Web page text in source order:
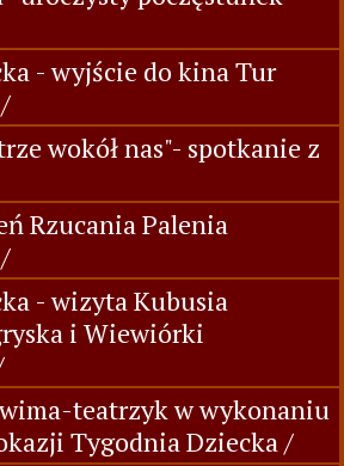
- wyjście do kina Tur
wokół nas"- spotkanie z
Rzucania Palenia
- wizyta Kubusia
i Wiewiórki
teatrzyk w wykonaniu
Tygodnia Dziecka /